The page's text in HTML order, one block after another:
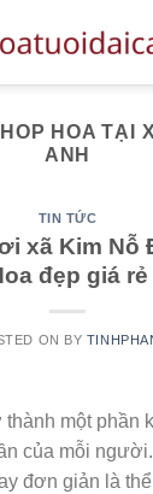
HOA TẠI
ANH
TIN TỨC
xã Kim Nỗ
đẹp giá rẻ
ON BY
một phần
của mỗi
đơn giản là